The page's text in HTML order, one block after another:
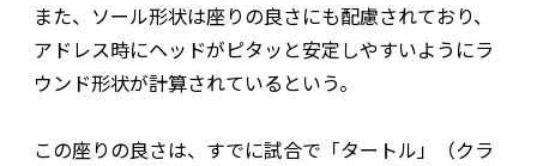
また、ソール形状は座りの良さにも配慮されており、
アドレス時にヘッドがピタッと安定しやすいようにラ
ウンド形状が計算されているという。
この座りの良さは、すでに試合で「タートル」（クラ